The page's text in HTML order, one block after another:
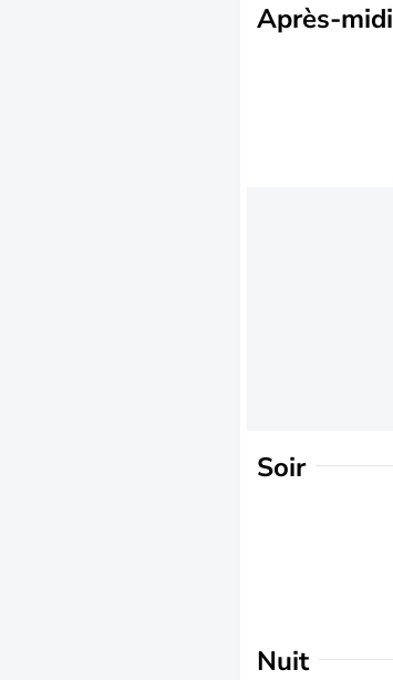
Après-midi
Soir
Nuit